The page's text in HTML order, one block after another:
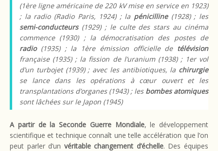
(1ère ligne américaine de 220 kV mise en service en 1923)
; la radio (Radio Paris, 1924) ; la pénicilline (1928) ; les
semi-conducteurs(1929) ; le culte des stars au cinéma
commence (1930) ; la démocratisation des postes de
radio (1935) ; la 1ère émission officielle de télévision
française (1935) ; la fission de l’uranium (1938) ; 1er vol
d’un turbojet (1939) ; avec les antibiotiques, la chirurgie
se lance dans les opérations à cœur ouvert et les
transplantations d’organes (1943) ; les bombes atomiques
sont lâchées sur le Japon (1945)
A partir de la Seconde Guerre Mondiale, le développement
scientifique et technique connaît une telle accélération que l’on
peut parler d’un véritable changement d’échelle. Des équipes